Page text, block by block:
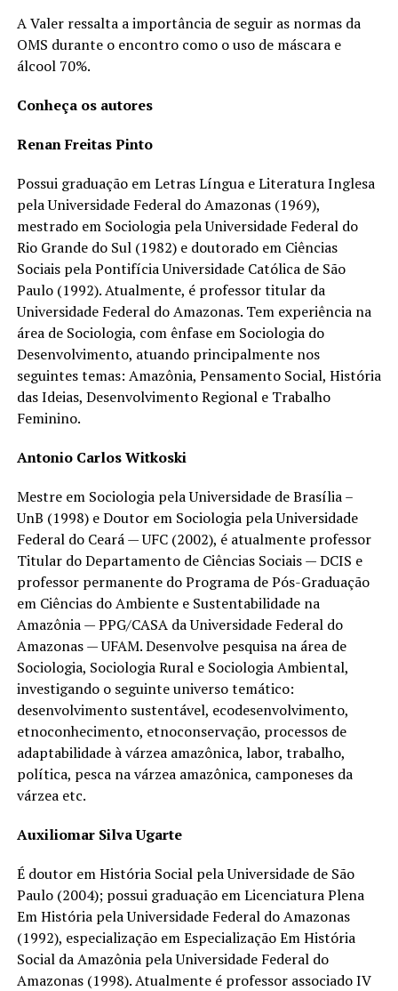
A Valer ressalta a importância de seguir as normas da
OMS durante o encontro como o uso de máscara e
álcool 70%.
Conheça os autores
Renan Freitas Pinto
Possui graduação em Letras Língua e Literatura Inglesa
pela Universidade Federal do Amazonas (1969),
mestrado em Sociologia pela Universidade Federal do
Rio Grande do Sul (1982) e doutorado em Ciências
Sociais pela Pontifícia Universidade Católica de São
Paulo (1992). Atualmente, é professor titular da
Universidade Federal do Amazonas. Tem experiência na
área de Sociologia, com ênfase em Sociologia do
Desenvolvimento, atuando principalmente nos
seguintes temas: Amazônia, Pensamento Social, História
das Ideias, Desenvolvimento Regional e Trabalho
Feminino.
Antonio Carlos Witkoski
Mestre em Sociologia pela Universidade de Brasília –
UnB (1998) e Doutor em Sociologia pela Universidade
Federal do Ceará — UFC (2002), é atualmente professor
Titular do Departamento de Ciências Sociais — DCIS e
professor permanente do Programa de Pós-Graduação
em Ciências do Ambiente e Sustentabilidade na
Amazônia — PPG/CASA da Universidade Federal do
Amazonas — UFAM. Desenvolve pesquisa na área de
Sociologia, Sociologia Rural e Sociologia Ambiental,
investigando o seguinte universo temático:
desenvolvimento sustentável, ecodesenvolvimento,
etnoconhecimento, etnoconservação, processos de
adaptabilidade à várzea amazônica, labor, trabalho,
política, pesca na várzea amazônica, camponeses da
várzea etc.
Auxiliomar Silva Ugarte
É doutor em História Social pela Universidade de São
Paulo (2004); possui graduação em Licenciatura Plena
Em História pela Universidade Federal do Amazonas
(1992), especialização em Especialização Em História
Social da Amazônia pela Universidade Federal do
Amazonas (1998). Atualmente é professor associado IV